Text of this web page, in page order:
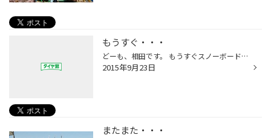
もうすぐ・・・
どーも、相田です。 もうすぐスノーボードのシーズンになります(^^) といっても、１１月からです・・・ もう、今の時期からワクワクしてます(^O^) 広島で一番早くオープンするスキー場は「ユートピアサイオト」です。 人工雪ですが雪質もよく滑りやすいです(*^_^*) おそらく１１月の中旬にはオープ...
2015年9月23日
またまた・・・